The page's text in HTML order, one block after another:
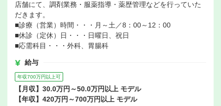
店舗にて、調剤業務・服薬指導・薬歴管理などを行っていた
だきます。
■診療（営業）時間・・・月～土／8：00～12：00
■休診（定休）日・・・日曜日、祝日
■応需科目・・・外科、胃腸科
給与
年収700万円以上可
【月収】30.0万円～50.0万円以上 モデル
【年収】420万円～700万円以上 モデル